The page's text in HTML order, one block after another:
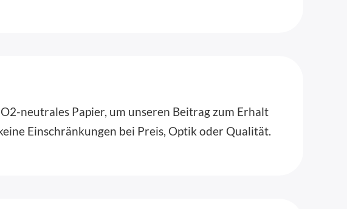
neutrales Papier, um unseren Beitrag zum Erhalt
Einschränkungen bei Preis, Optik oder Qualität.